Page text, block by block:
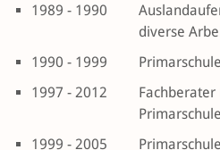
1989 - 1990
diverse
1990 - 1999
1997 - 2012
Fachberater
1999 - 2005